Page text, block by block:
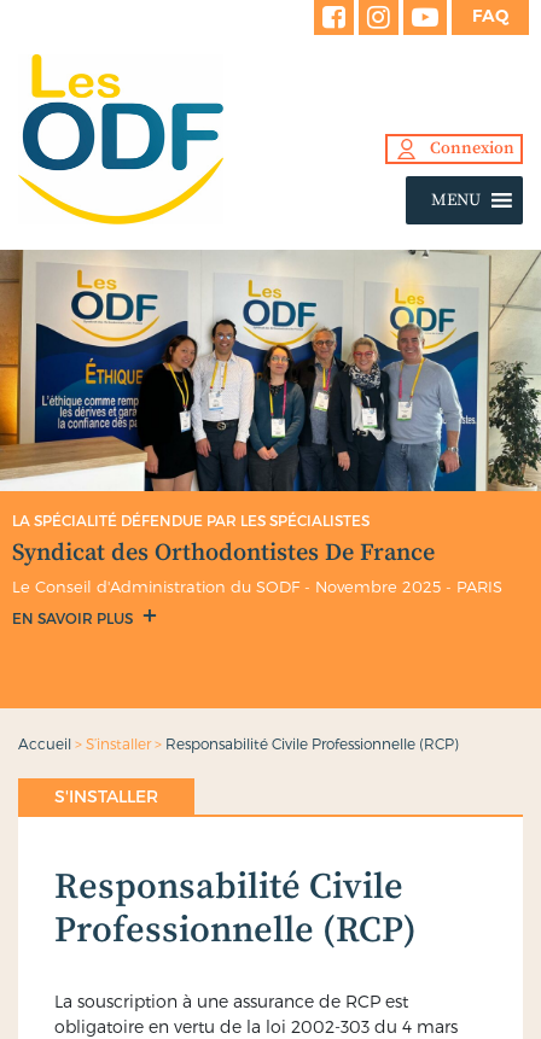
FAQ
Connexion
MENU
LA SPÉCIALITÉ DÉFENDUE PAR LES SPÉCIALISTES
Syndicat des Orthodontistes De France
Le Conseil d'Administration du SODF - Novembre 2025 - PARIS
EN SAVOIR PLUS
Accueil > S’installer> Responsabilité Civile Professionnelle (RCP)
S'INSTALLER
Responsabilité Civile
Professionnelle (RCP)
La souscription à une assurance de RCP est
obligatoire en vertu de la loi 2002-303 du 4 mars